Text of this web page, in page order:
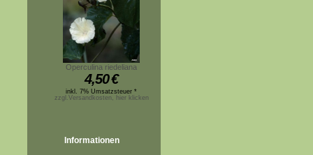
Operculina riedeliana
4,50€
inkl. 7% Umsatzsteuer *
zzgl.Versandkosten, hier klicken
Informationen